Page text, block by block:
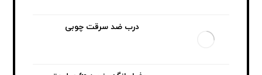
درب ضد سرقت چوبی